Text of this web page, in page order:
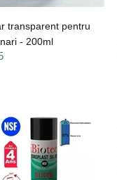
transparent pentru
- 200ml